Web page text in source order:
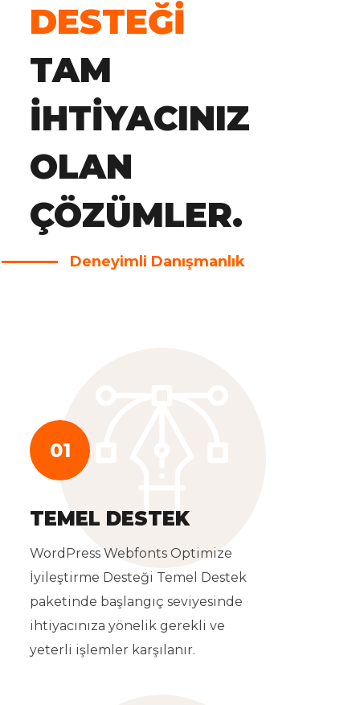
Deneyimli Danışmanlık
DESTEĞI
TAM
IHTIYACINIZ
OLAN
ÇÖZÜMLER.
01
TEMEL DESTEK
WordPress Webfonts Optimize
İyileştirme Desteği Temel Destek
paketinde başlangıç seviyesinde
ihtiyacınıza yönelik gerekli ve
yeterli işlemler karşılanır.